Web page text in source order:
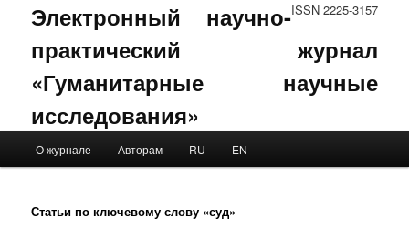
ISSN 2225-3157
Электронный научно-
практический журнал
«Гуманитарные научные
исследования»
Skip to primary content
Skip to secondary content
О журнале Авторам RU EN
Статьи по ключевому слову «суд»